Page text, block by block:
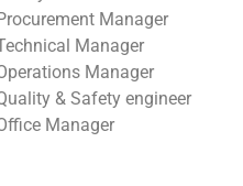
Manager
Manager
Manager
& Safety engineer
Manager